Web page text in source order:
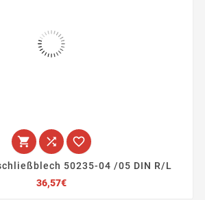
  
50235-04 /05 DIN R/L
36,57€Preis